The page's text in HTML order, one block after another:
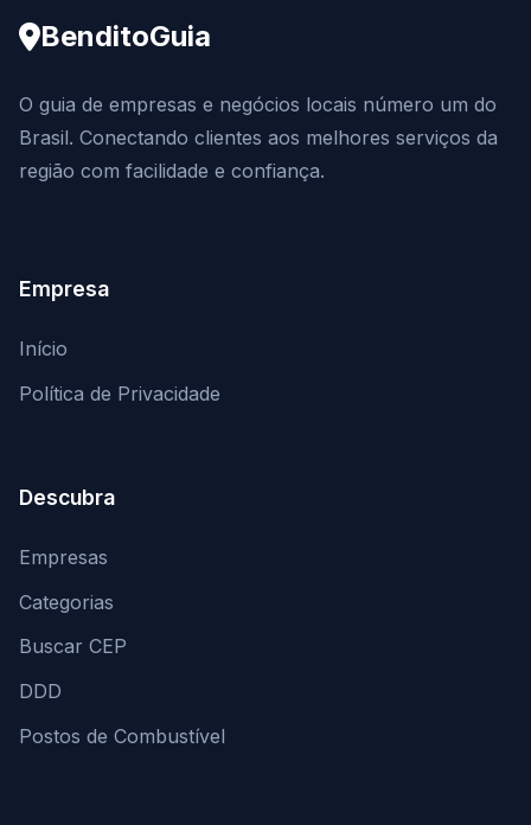
BenditoGuia
O guia de empresas e negócios locais número um do
Brasil. Conectando clientes aos melhores serviços da
região com facilidade e confiança.
Empresa
Início
Política de Privacidade
Descubra
Empresas
Categorias
Buscar CEP
DDD
Postos de Combustível